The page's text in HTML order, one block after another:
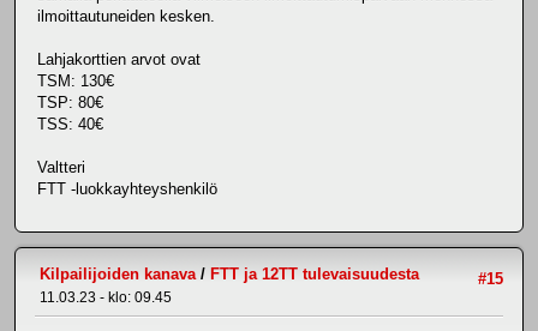
ilmoittautuneiden kesken.
Lahjakorttien arvot ovat
TSM: 130€
TSP: 80€
TSS: 40€
Valtteri
FTT -luokkayhteyshenkilö
#15
Kilpailijoiden kanava/ FTT ja 12TT tulevaisuudesta
11.03.23 - klo: 09.45